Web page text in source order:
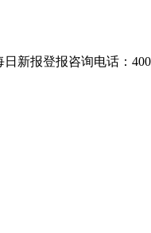
报登报咨询电话：